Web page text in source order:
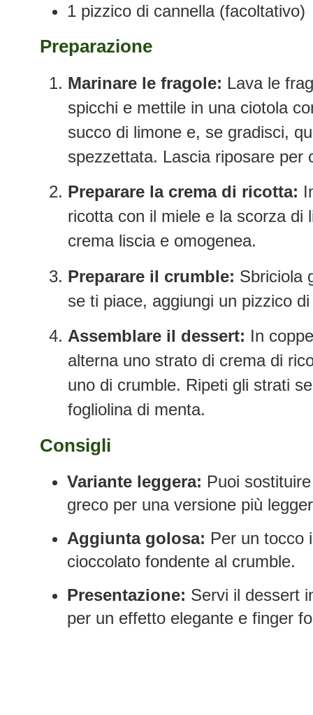
1 pizzico di cannella (facoltativo)
Preparazione
Marinare le fragole: Lava le
spicchi e mettile in una ciotola
succo di limone e, se gradisci,
spezzettata. Lascia riposare per
Preparare la crema di ricotta:
ricotta con il miele e la scorza di
crema liscia e omogenea.
Preparare il crumble: Sbriciola
se ti piace, aggiungi un pizzico
Assemblare il dessert: In
alterna uno strato di crema di
uno di crumble. Ripeti gli strati
fogliolina di menta.
Consigli
Variante leggera: Puoi
greco per una versione più
Aggiunta golosa: Per un tocco
cioccolato fondente al crumble.
Presentazione: Servi il dessert
per un effetto elegante e finger